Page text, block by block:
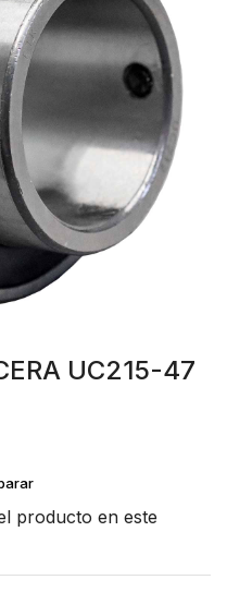
UC215-47
producto en este